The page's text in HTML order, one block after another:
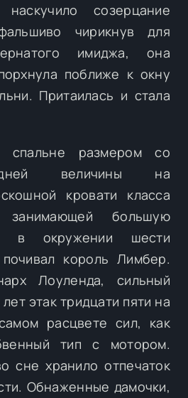
созерцание
чирикнув для
имиджа, она
поближе к окну
Притаилась и стала
спальне размером со
величины на
кровати класса
занимающей большую
в окружении шести
король Лимбер.
Лоуленда, сильный
этак тридцати пяти на
расцвете сил, как
тип с мотором.
сне хранило отпечаток
Обнаженные дамочки,